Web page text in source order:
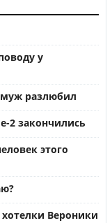
у
муж разлюбил
2 закончились
этого
Вероники